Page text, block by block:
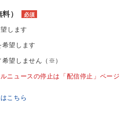
） 必須
します
希望します
望しません（※）
ニュースの停止は「配信停止」ページ
こちら